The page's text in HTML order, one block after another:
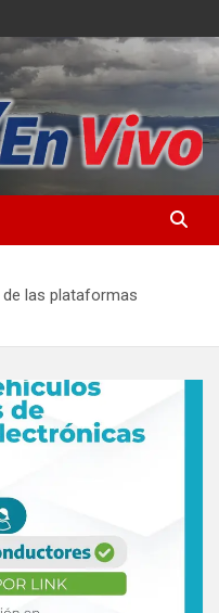
de las plataformas